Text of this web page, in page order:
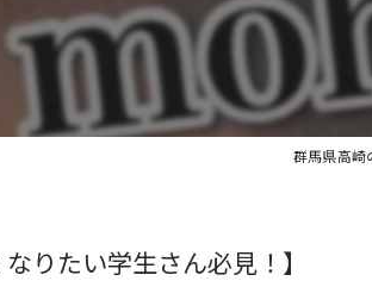
群馬県高崎
りたい学生さん必見！】